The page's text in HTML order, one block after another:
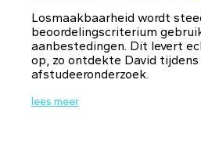
Losmaakbaarheid wordt
beoordelingscriterium
aanbestedingen. Dit levert
op, zo ontdekte David tijdens
afstudeeronderzoek.
lees meer